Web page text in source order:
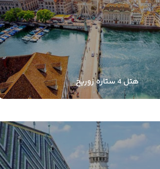
هتل 4 ستاره زوریخ